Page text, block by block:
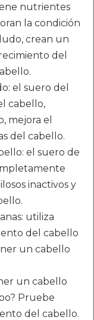
nutrientes
la condición
crean un
del
el suero del
cabello,
mejora el
del cabello.
el suero de
inactivos y
utiliza
del cabello
un cabello
un cabello
Pruebe
del cabello.